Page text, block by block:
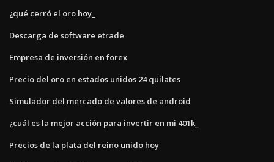
¿qué cerró el oro hoy_
Descarga de software etrade
Empresa de inversión en forex
Precio del oro en estados unidos 24 quilates
Simulador del mercado de valores de android
¿cuál es la mejor acción para invertir en mi 401k_
Precios de la plata del reino unido hoy